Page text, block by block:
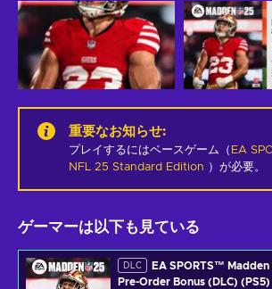
重要なお知らせ:
プレイするにはベースゲーム（ EA
NFL 25 Standard Edition ）が必要。
ゲーマーは以下も見ている
DLC
EA SPORTS™ Madden
Pre-Order Bonus (DLC) (PS5)